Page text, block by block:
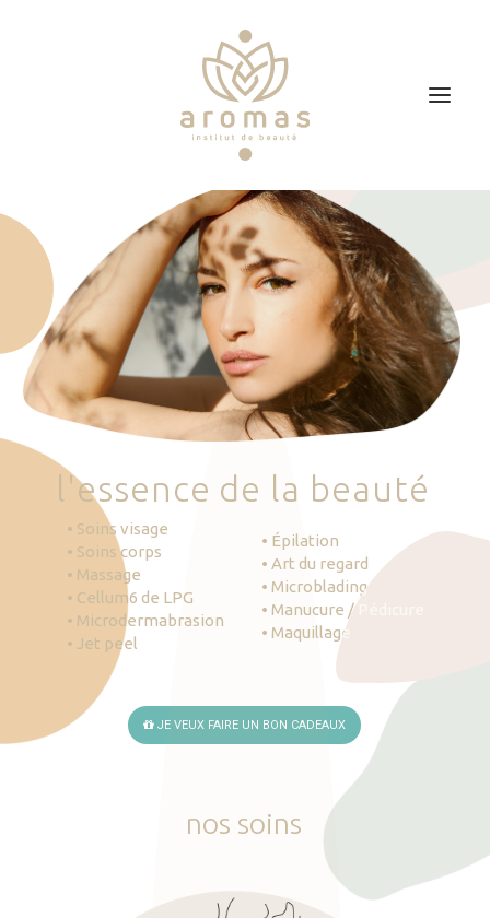
Soins
Je veux faire un bon cadeau
Plan d’accès
Prendre RDV
'essence de la beauté
• Soins visage
• Soins corps
• Massage
• Cellum6 de LPG
• Microdermabrasion
• Jet peel
• Épilation
• Art du regard
• Microblading
• Manucure / Pédicure
• Maquillage
JE VEUX FAIRE UN BON CADEAUX
nos soins